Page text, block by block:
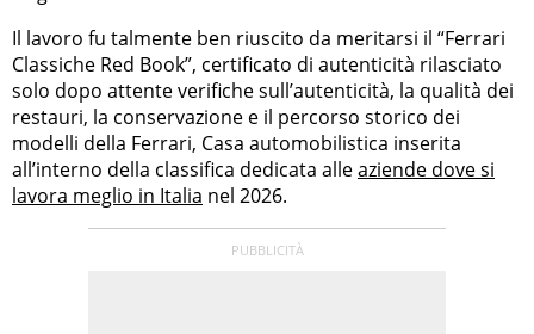
Il lavoro fu talmente ben riuscito da meritarsi il “Ferrari
Classiche Red Book”, certificato di autenticità rilasciato
solo dopo attente verifiche sull’autenticità, la qualità dei
restauri, la conservazione e il percorso storico dei
modelli della Ferrari, Casa automobilistica inserita
all’interno della classifica dedicata alleaziende dove si
lavora meglio in Italia nel 2026.